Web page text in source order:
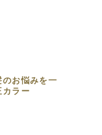
のお悩みを一
カラー